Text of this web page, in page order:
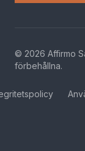
© 2026 Affirmo
förbehållna.